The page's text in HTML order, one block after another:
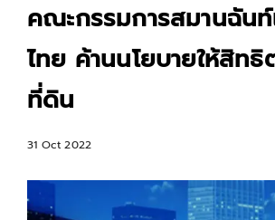
คณะกรรมการสมานฉัน
ไทย ค้านนโยบายให้สิทธิ
ที่ดิน
31 Oct 2022